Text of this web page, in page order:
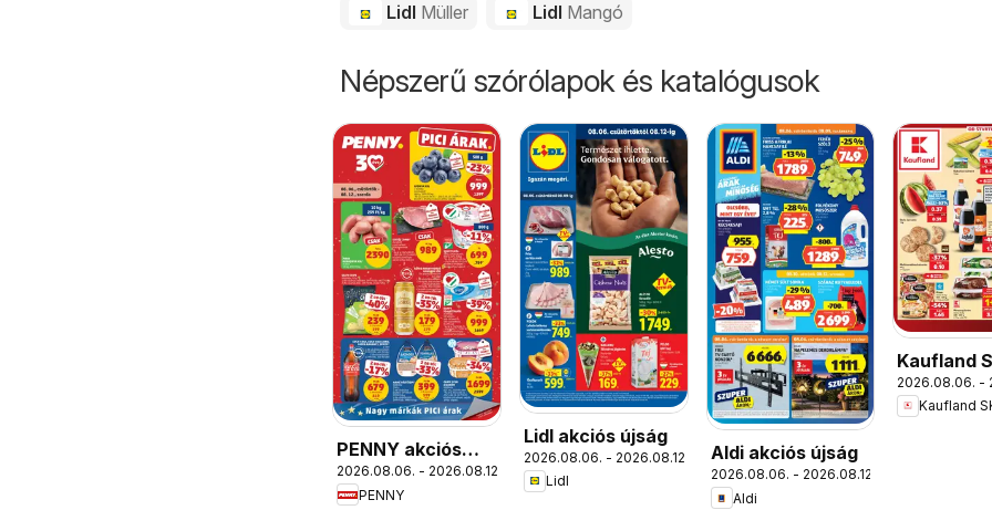
Lidl Müller Lidl Mangó
Népszerű szórólapok és katalógusok
PENNY akciós
újság
2026.08.06. - 2026.08.12.
PENNY
Lidl akciós újság
2026.08.06. - 2026.08.12.
Lidl
Aldi akciós újság
2026.08.06. - 2026.08.12.
Aldi
Kaufland
akciós
2026.08.06. -
Kaufland